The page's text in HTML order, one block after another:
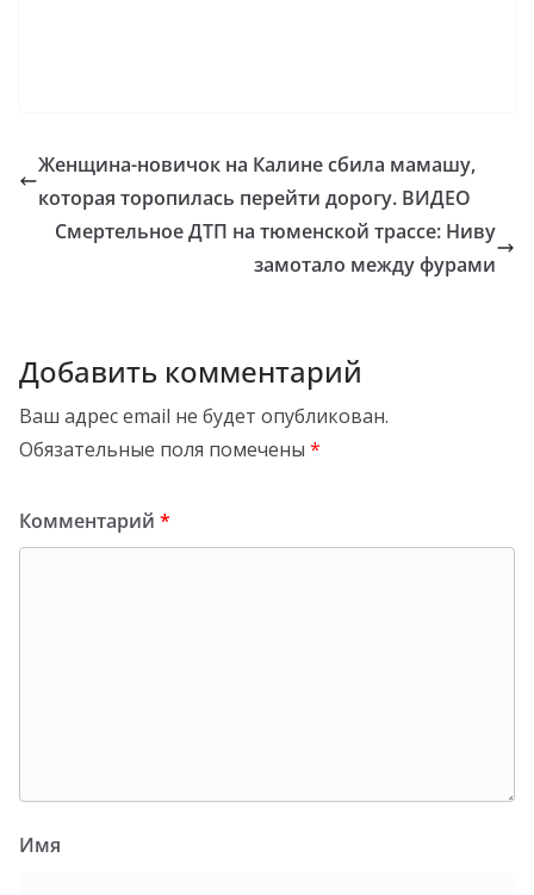
Женщина-новичок на Калине сбила мамашу,
которая торопилась перейти дорогу. ВИДЕО
Смертельное ДТП на тюменской трассе: Ниву
замотало между фурами
Добавить комментарий
Ваш адрес email не будет опубликован.
Обязательные поля помечены *
Комментарий *
Имя